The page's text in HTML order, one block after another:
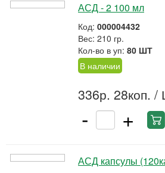
АСД - 2 100 мл
Код: 000004432
Вес: 210 гр.
Кол-во в уп: 80 ШТ
В наличии
336р. 28коп. /
- +
АСД капсулы